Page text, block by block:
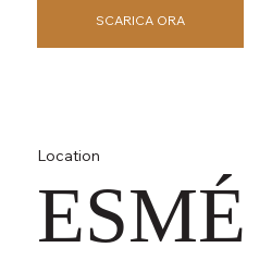
SCARICA ORA
Location
ESMÉ